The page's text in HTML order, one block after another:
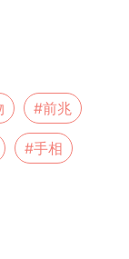
#前兆
#手相